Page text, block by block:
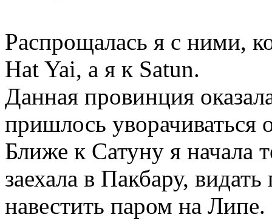
Распрощалась я с ними,
Hat Yai, а я к Satun.
Данная провинция
пришлось уворачиваться
Ближе к Сатуну я начала
заехала в Пакбару,
навестить паром на Липе.